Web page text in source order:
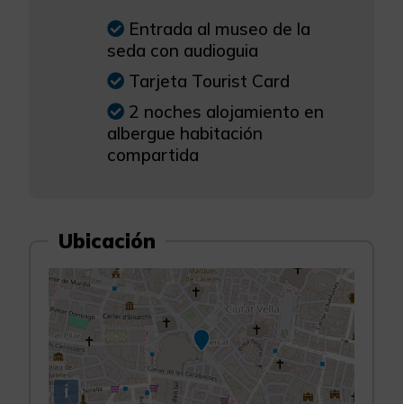
Entrada al museo de la
seda con audioguia
Tarjeta Tourist Card
2 noches alojamiento en
albergue habitación
compartida
Ubicación
i